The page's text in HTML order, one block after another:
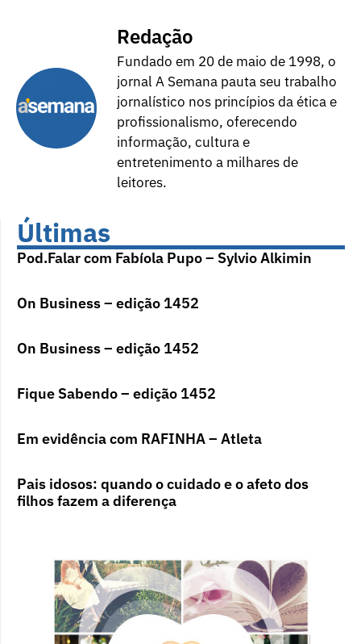
Redação
Fundado em 20 de maio de 1998, o
jornal A Semana pauta seu trabalho
jornalístico nos princípios da ética e
profissionalismo, oferecendo
informação, cultura e
entretenimento a milhares de
leitores.
Últimas
Pod.Falar com Fabíola Pupo – Sylvio Alkimin
On Business – edição 1452
On Business – edição 1452
Fique Sabendo – edição 1452
Em evidência com RAFINHA – Atleta
Pais idosos: quando o cuidado e o afeto dos
filhos fazem a diferença